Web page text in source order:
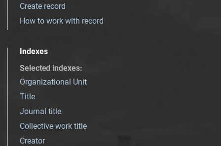
Create record
How to work with record
Indexes
Selected indexes:
Organizational Unit
Title
Journal title
Collective work title
Creator